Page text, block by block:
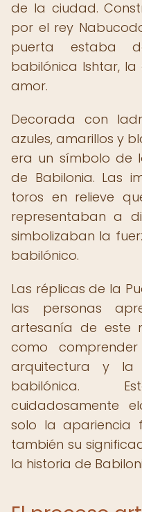
de la ciudad.
por el rey
puerta estaba
babilónica Ishtar,
amor.
Decorada con
azules, amarillos y
era un símbolo de
de Babilonia. Las
toros en relieve
representaban a
simbolizaban la
babilónico.
Las réplicas de la
las personas
artesanía de este
como
arquitectura y la
babilónica.
cuidadosamente
solo la apariencia
también su
la historia de